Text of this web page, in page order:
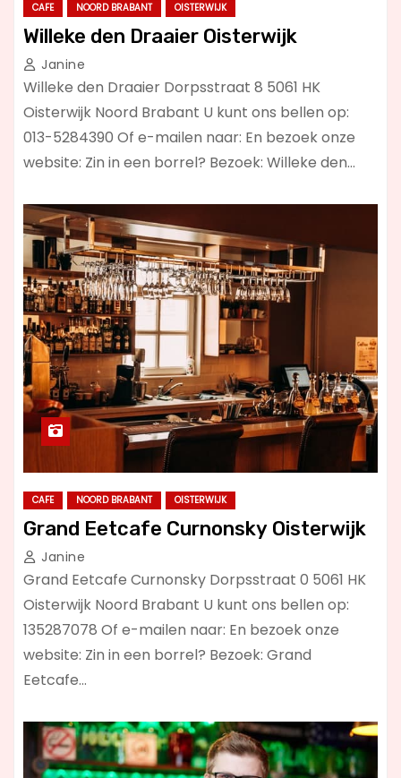
CAFE NOORD BRABANT OISTERWIJK
Willeke den Draaier Oisterwijk
Janine
Willeke den Draaier Dorpsstraat 8 5061 HK
Oisterwijk Noord Brabant U kunt ons bellen op:
013-5284390 Of e-mailen naar: En bezoek onze
website: Zin in een borrel? Bezoek: Willeke den…
CAFE NOORD BRABANT OISTERWIJK
Grand Eetcafe Curnonsky Oisterwijk
Janine
Grand Eetcafe Curnonsky Dorpsstraat 0 5061 HK
Oisterwijk Noord Brabant U kunt ons bellen op:
135287078 Of e-mailen naar: En bezoek onze
website: Zin in een borrel? Bezoek: Grand
Eetcafe…